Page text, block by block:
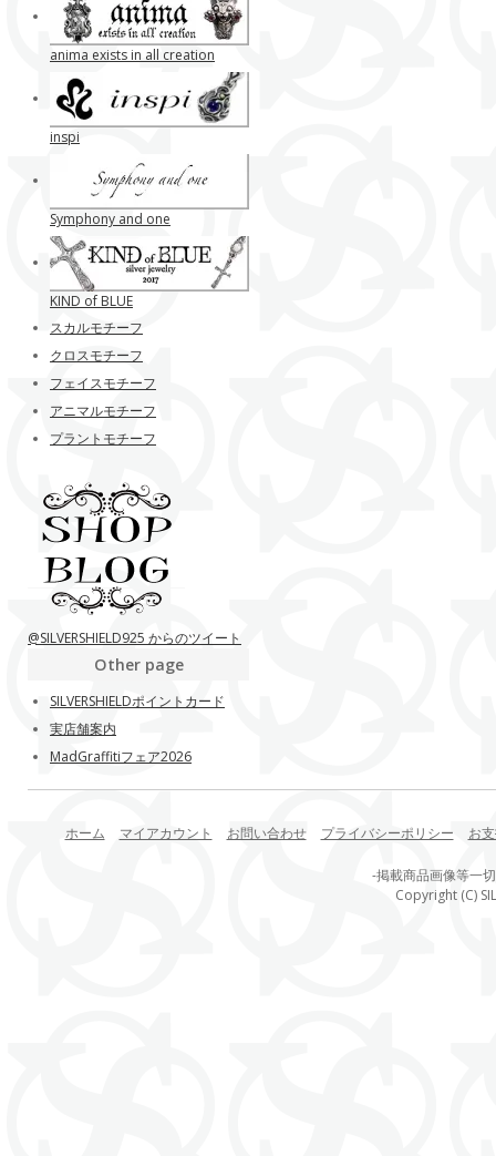
anima exists in all creation
inspi
Symphony and one
KIND of BLUE
スカルモチーフ
クロスモチーフ
フェイスモチーフ
アニマルモチーフ
プラントモチーフ
@SILVERSHIELD925 からのツイート
Other page
SILVERSHIELDポイントカード
実店舗案内
MadGraffitiフェア2026
ホーム マイアカウント お問い合わせ プライバシーポリシー お
-掲載商品画像等一
Copyright (C)